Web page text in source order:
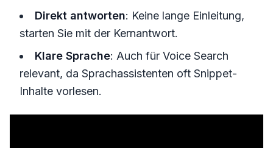
Direkt antworten: Keine lange Einleitung,
starten Sie mit der Kernantwort.
Klare Sprache: Auch für Voice Search
relevant, da Sprachassistenten oft Snippet-
Inhalte vorlesen.